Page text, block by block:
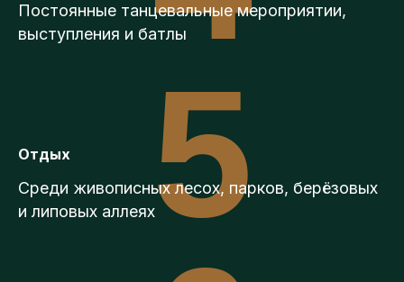
Постоянные танцевальные мероприятии,
выступления и батлы
Отдых
Среди живописных лесох, парков, берёзовых
и липовых аллеях5